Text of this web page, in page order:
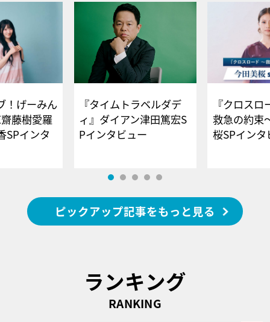
！げーみん
藤樹愛羅
SPインタ
『タイムトラベルダデ
ィ』ダイアン津田篤宏S
Pインタビュー
『クロス
救急の約束
桜SPイ
ピックアップ記事をもっと見る
ランキング
RANKING